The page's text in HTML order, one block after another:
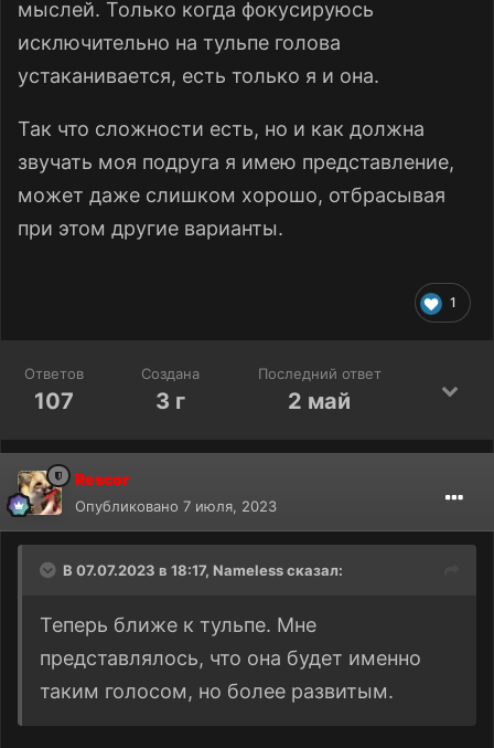
мыслей. Только когда фокусируюсь
исключительно на тульпе голова
устаканивается, есть только я и она.
Так что сложности есть, но и как должна
звучать моя подруга я имею представление,
может даже слишком хорошо, отбрасывая
при этом другие варианты.
1
Ответов
107
Создана
3 г
Последний ответ
2 май
Rescor
Опубликовано 7 июля, 2023
В 07.07.2023 в 18:17, Namelessсказал:
Теперь ближе к тульпе. Мне
представлялось, что она будет именно
таким голосом, но более развитым.